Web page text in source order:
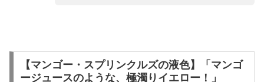
【マンゴー・スプリンクルズの液色】「マンゴ
ージュースのような、極濁りイエロー！」